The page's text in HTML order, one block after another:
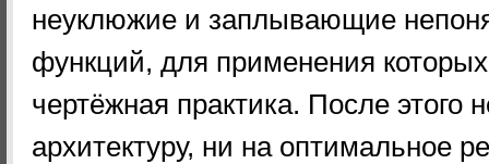
неуклюжие и заплывающие
функций, для применения
чертёжная практика. После этого
архитектуру, ни на оптимальное